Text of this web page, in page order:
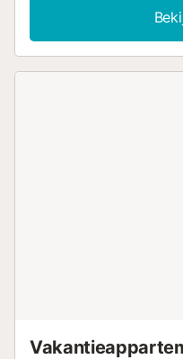
profiteren van WiFi,
kinderstoel. Het
waar jullie samen kunnen